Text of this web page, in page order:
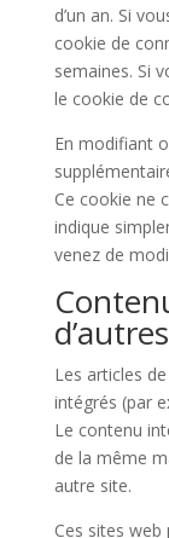
d’un an. Si
cookie de
semaines. Si
le cookie de
En modifiant
Ce cookie ne
indique
venez de
Les articles
intégrés (par
Le contenu
de la même
autre site.
Ces sites